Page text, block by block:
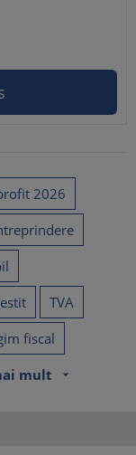
2026
TVA
fiscal
mult arrow_drop_down